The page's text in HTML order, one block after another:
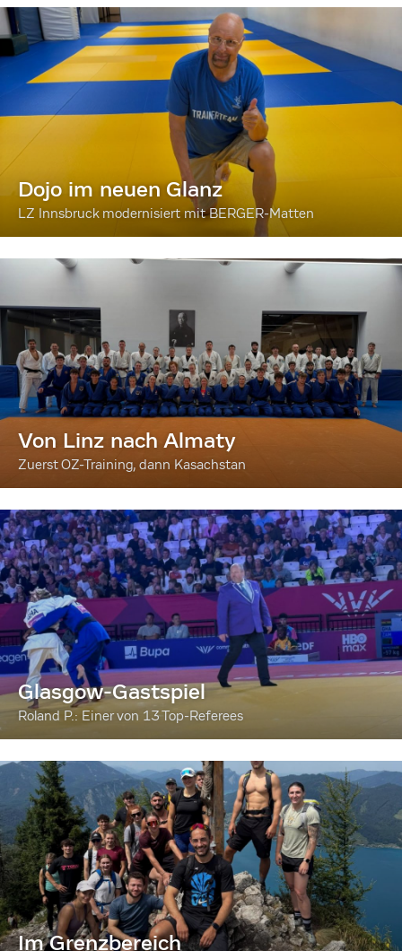
Dojo im neuen Glanz
LZ Innsbruck modernisiert mit BERGER-Matten
Von Linz nach Almaty
Zuerst OZ-Training, dann Kasachstan
Glasgow-Gastspiel
Roland P.: Einer von 13 Top-Referees
Im Grenzbereich